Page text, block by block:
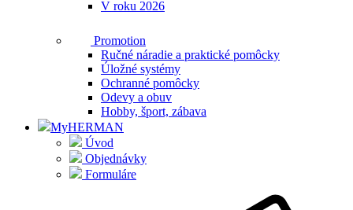
V roku 2026
Promotion
Ručné náradie a praktické pomôcky
Úložné systémy
Ochranné pomôcky
Odevy a obuv
Hobby, šport, zábava
MyHERMAN
Úvod
Objednávky
Formuláre